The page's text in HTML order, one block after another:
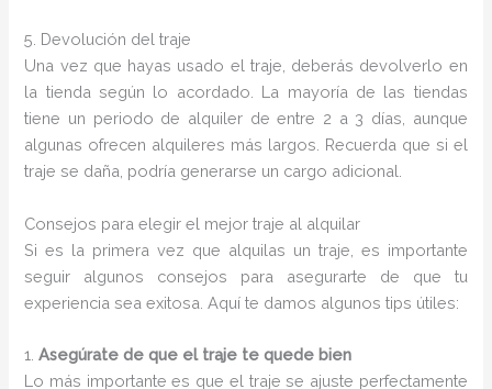
5. Devolución del traje
Una vez que hayas usado el traje, deberás devolverlo en
la tienda según lo acordado. La mayoría de las tiendas
tiene un periodo de alquiler de entre 2 a 3 días, aunque
algunas ofrecen alquileres más largos. Recuerda que si el
traje se daña, podría generarse un cargo adicional.
Consejos para elegir el mejor traje al alquilar
Si es la primera vez que alquilas un traje, es importante
seguir algunos consejos para asegurarte de que tu
experiencia sea exitosa. Aquí te damos algunos tips útiles:
1.Asegúrate de que el traje te quede bien
Lo más importante es que el traje se ajuste perfectamente